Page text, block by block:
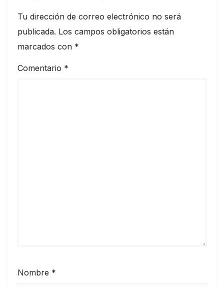
Tu dirección de correo electrónico no será
publicada. Los campos obligatorios están
marcados con *
Comentario *
Nombre *